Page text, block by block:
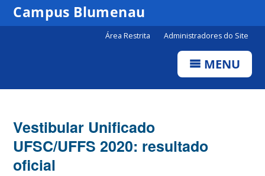
Campus Blumenau
Área Restrita Administradores do Site
MENU
Vestibular Unificado
UFSC/UFFS 2020: resultado
oficial